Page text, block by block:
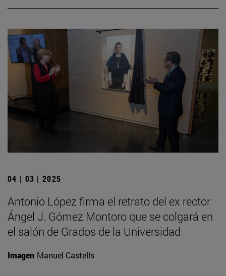
04 | 03 | 2025
Antonio López firma el retrato del ex rector
Ángel J. Gómez Montoro que se colgará en
el salón de Grados de la Universidad
Imagen Manuel Castells